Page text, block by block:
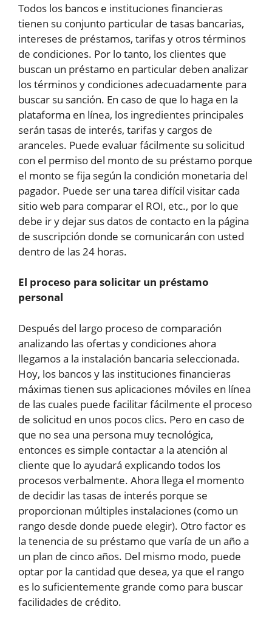
Todos los bancos e instituciones financieras
tienen su conjunto particular de tasas bancarias,
intereses de préstamos, tarifas y otros términos
de condiciones. Por lo tanto, los clientes que
buscan un préstamo en particular deben analizar
los términos y condiciones adecuadamente para
buscar su sanción. En caso de que lo haga en la
plataforma en línea, los ingredientes principales
serán tasas de interés, tarifas y cargos de
aranceles. Puede evaluar fácilmente su solicitud
con el permiso del monto de su préstamo porque
el monto se fija según la condición monetaria del
pagador. Puede ser una tarea difícil visitar cada
sitio web para comparar el ROI, etc., por lo que
debe ir y dejar sus datos de contacto en la página
de suscripción donde se comunicarán con usted
dentro de las 24 horas.
El proceso para solicitar un préstamo
personal
Después del largo proceso de comparación
analizando las ofertas y condiciones ahora
llegamos a la instalación bancaria seleccionada.
Hoy, los bancos y las instituciones financieras
máximas tienen sus aplicaciones móviles en línea
de las cuales puede facilitar fácilmente el proceso
de solicitud en unos pocos clics. Pero en caso de
que no sea una persona muy tecnológica,
entonces es simple contactar a la atención al
cliente que lo ayudará explicando todos los
procesos verbalmente. Ahora llega el momento
de decidir las tasas de interés porque se
proporcionan múltiples instalaciones (como un
rango desde donde puede elegir). Otro factor es
la tenencia de su préstamo que varía de un año a
un plan de cinco años. Del mismo modo, puede
optar por la cantidad que desea, ya que el rango
es lo suficientemente grande como para buscar
facilidades de crédito.